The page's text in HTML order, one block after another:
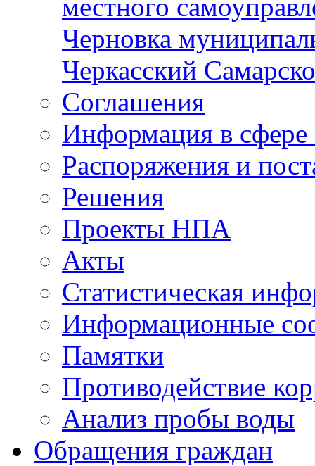
местного
Черновка
Черкасский
Соглашения
Информация в сфере
Распоряжения и
Решения
Проекты НПА
Акты
Статистическая
Информационные
Памятки
Противодействие
Анализ пробы воды
Обращения граждан